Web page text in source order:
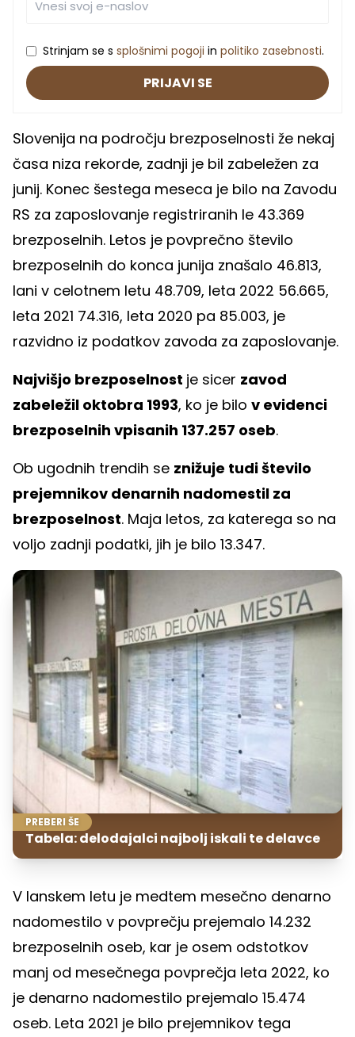
Strinjam se s splošnimi pogoji in politiko zasebnosti.
PRIJAVI SE
Slovenija na področju brezposelnosti že nekaj
časa niza rekorde, zadnji je bil zabeležen za
junij. Konec šestega meseca je bilo na Zavodu
RS za zaposlovanje registriranih le 43.369
brezposelnih. Letos je povprečno število
brezposelnih do konca junija znašalo 46.813,
lani v celotnem letu 48.709, leta 2022 56.665,
leta 2021 74.316, leta 2020 pa 85.003, je
razvidno iz podatkov zavoda za zaposlovanje.
Najvišjo brezposelnost je sicer zavod
zabeležil oktobra 1993, ko je bilo v evidenci
brezposelnih vpisanih 137.257 oseb.
Ob ugodnih trendih se znižuje tudi število
prejemnikov denarnih nadomestil za
brezposelnost. Maja letos, za katerega so na
voljo zadnji podatki, jih je bilo 13.347.
PREBERI ŠE
Tabela: delodajalci najbolj iskali te delavce
V lanskem letu je medtem mesečno denarno
nadomestilo v povprečju prejemalo 14.232
brezposelnih oseb, kar je osem odstotkov
manj od mesečnega povprečja leta 2022, ko
je denarno nadomestilo prejemalo 15.474
oseb. Leta 2021 je bilo prejemnikov tega